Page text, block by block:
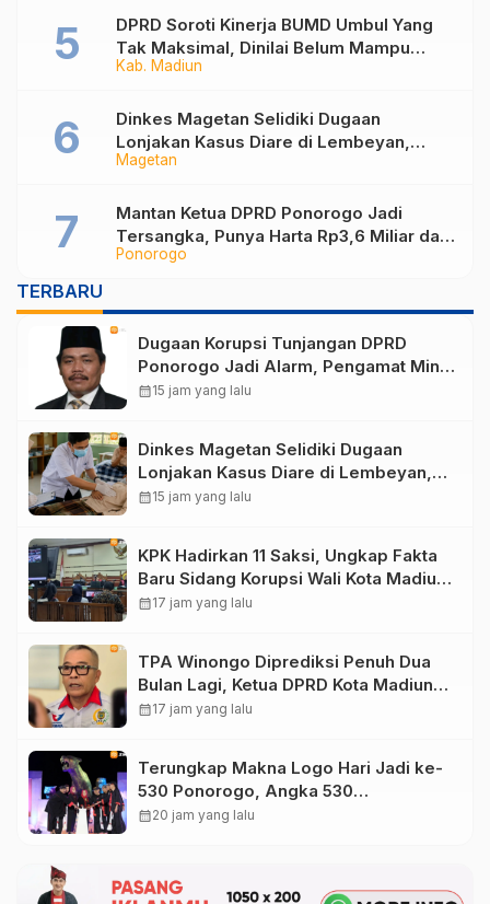
Kab. Madiun
DPRD Soroti Kinerja BUMD Umbul Yang
Tak Maksimal, Dinilai Belum Mampu
Hasilkan PAD
Magetan
Dinkes Magetan Selidiki Dugaan
Lonjakan Kasus Diare di Lembeyan,
Lakukan Penyelidikan Epidemiologi
Ponorogo
Mantan Ketua DPRD Ponorogo Jadi
Tersangka, Punya Harta Rp3,6 Miliar dan
Utang Rp1,4 Miliar
TERBARU
Dugaan Korupsi Tunjangan DPRD
Ponorogo Jadi Alarm, Pengamat Minta
Magetan Perkuat Tata Kelola
calendar_month15 jam yang lalu
Dinkes Magetan Selidiki Dugaan
Lonjakan Kasus Diare di Lembeyan,
Lakukan Penyelidikan Epidemiologi
calendar_month15 jam yang lalu
KPK Hadirkan 11 Saksi, Ungkap Fakta
Baru Sidang Korupsi Wali Kota Madiun
Nonaktif Maidi
calendar_month17 jam yang lalu
TPA Winongo Diprediksi Penuh Dua
Bulan Lagi, Ketua DPRD Kota Madiun
Desak Pemkot Percepat Penanganan
calendar_month17 jam yang lalu
Terungkap Makna Logo Hari Jadi ke-
530 Ponorogo, Angka 530
Bertransformasi Jadi Sekar Kinanthi
calendar_month20 jam yang lalu